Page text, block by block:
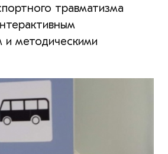
травматизма
методическими